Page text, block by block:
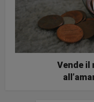
Vende il